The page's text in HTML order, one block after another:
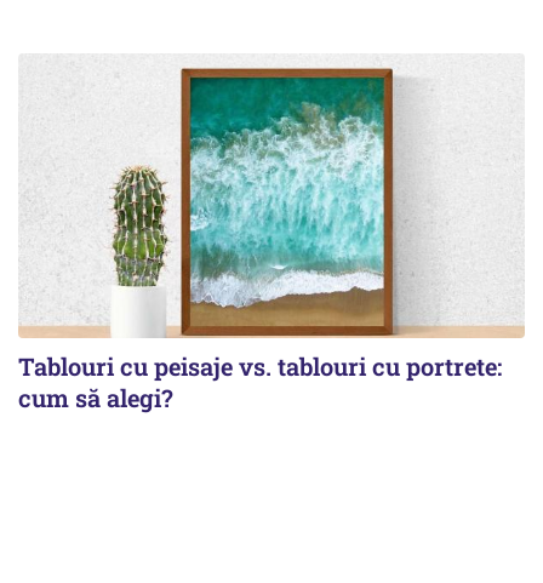
Tablouri cu peisaje vs. tablouri cu portrete:
cum să alegi?